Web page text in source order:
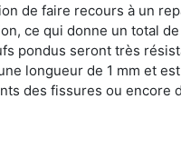
de faire recours à un
ce qui donne un total
pondus seront très
longueur de 1 mm et
des fissures ou encore